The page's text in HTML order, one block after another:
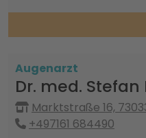
Augenarzt
Dr. med.
Marktstraße 16,
+497161 684490